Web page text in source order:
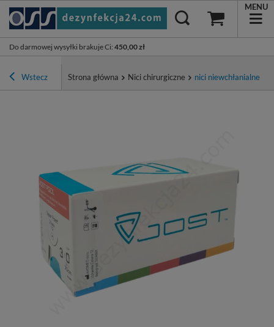
Do darmowej wysyłki brakuje Ci: 450,00 zł
MENU
Wstecz Strona główna Nici chirurgiczne nici niewchłanialne